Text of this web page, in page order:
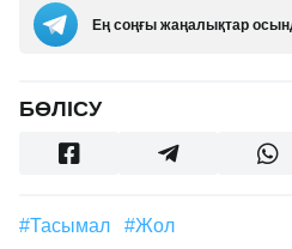
Ең соңғы жаңалықтар
БӨЛІСУ
#тасымал #жол